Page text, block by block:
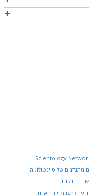
Scientology
מתנדבים של סיינטולוגיה
נרקונון
נוער למען זכויות האדם